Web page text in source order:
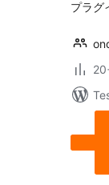
プラグ